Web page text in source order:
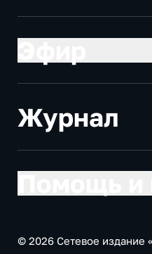
Журнал
© 2026 Сетевое издание